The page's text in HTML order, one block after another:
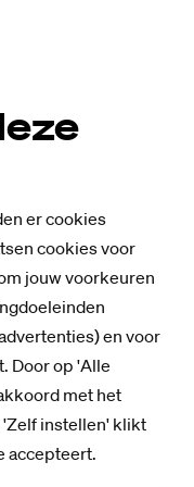
er cookies
cookies voor
jouw voorkeuren
en voor
Door op 'Alle
met het
'Zelf instellen' klikt
accepteert.